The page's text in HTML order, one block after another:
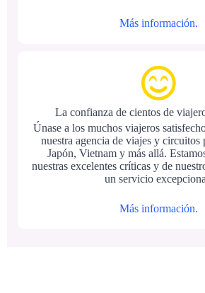
Más información.
La confianza de cientos de
Únase a los muchos viajeros
nuestra agencia de viajes y circuitos
Japón, Vietnam y más allá.
nuestras excelentes críticas y de
un servicio
Más información.